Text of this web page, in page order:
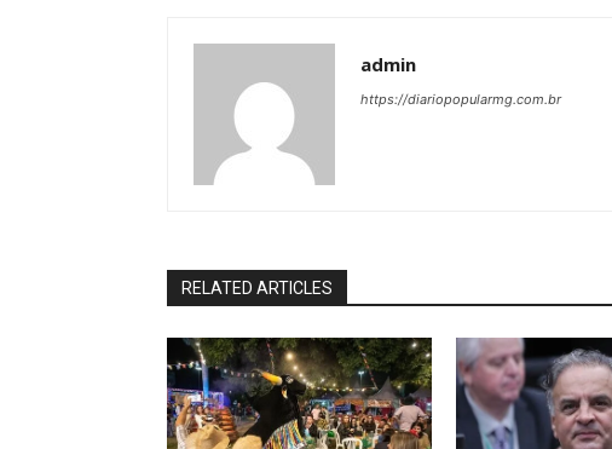
admin
https://diariopopularmg.com.br
RELATED ARTICLES